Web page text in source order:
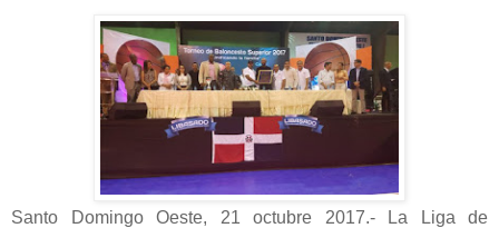
Santo Domingo Oeste, 21 octubre 2017.- La Liga de